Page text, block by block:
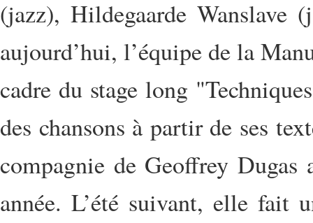
(jazz), Hildegaarde
aujourd’hui, l’équipe de la
cadre du stage long
des chansons à partir de ses
compagnie de Geoffrey
année. L’été suivant, elle fait